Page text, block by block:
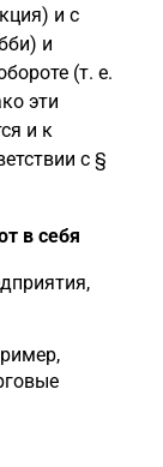
и с
и
(т. е.
эти
и к
с §
в себя